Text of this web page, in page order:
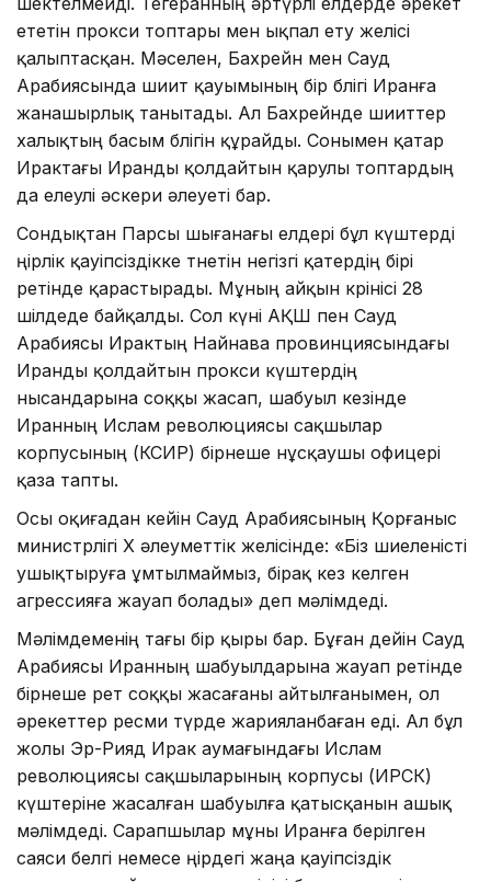
ететін прокси топтары мен ықпал ету желісі
қалыптасқан. Мәселен, Бахрейн мен Сауд
Арабиясында шиит қауымының бір бөлігі Иранға
жанашырлық танытады. Ал Бахрейнде шииттер
халықтың басым бөлігін құрайды. Сонымен қатар
Ирактағы Иранды қолдайтын қарулы топтардың
да елеулі әскери әлеуеті бар.
Сондықтан Парсы шығанағы елдері бұл күштерді
өңірлік қауіпсіздікке төнетін негізгі қатердің бірі
ретінде қарастырады. Мұның айқын көрінісі 28
шілдеде байқалды. Сол күні АҚШ пен Сауд
Арабиясы Ирактың Найнава провинциясындағы
Иранды қолдайтын прокси күштердің
нысандарына соққы жасап, шабуыл кезінде
Иранның Ислам революциясы сақшылар
корпусының (КСИР) бірнеше нұсқаушы офицері
қаза тапты.
Осы оқиғадан кейін Сауд Арабиясының Қорғаныс
министрлігі X әлеуметтік желісінде: «Біз шиеленісті
ушықтыруға ұмтылмаймыз, бірақ кез келген
агрессияға жауап болады» деп мәлімдеді.
Мәлімдеменің тағы бір қыры бар. Бұған дейін Сауд
Арабиясы Иранның шабуылдарына жауап ретінде
бірнеше рет соққы жасағаны айтылғанымен, ол
әрекеттер ресми түрде жарияланбаған еді. Ал бұл
жолы Эр-Рияд Ирак аумағындағы Ислам
революциясы сақшыларының корпусы (ИРСК)
күштеріне жасалған шабуылға қатысқанын ашық
мәлімдеді. Сарапшылар мұны Иранға берілген
саяси белгі немесе өңірдегі жаңа қауіпсіздік